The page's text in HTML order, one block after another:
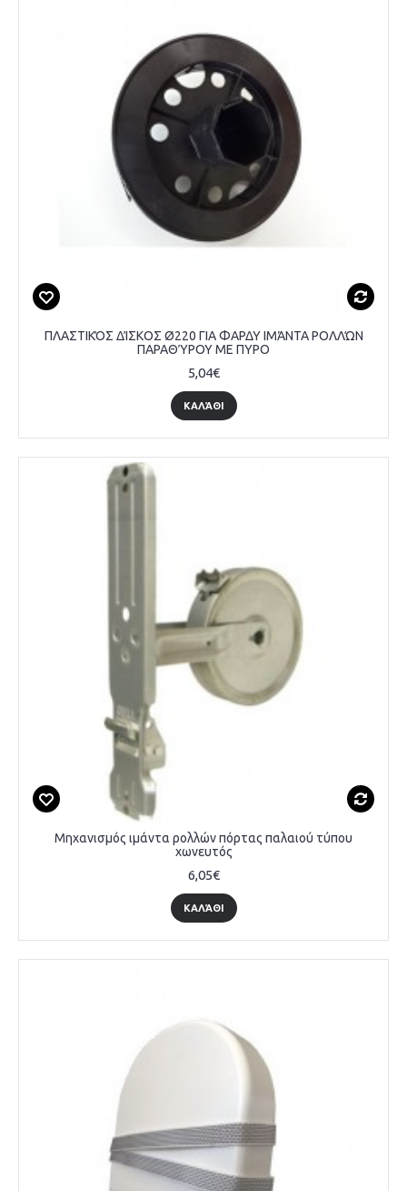
ΠΛΑΣΤΙΚΌΣ ΔΊΣΚΟΣ Ø220 ΓΙΑ ΦΑΡΔΥ ΙΜΆΝΤΑ ΡΟΛΛΏΝ
ΠΑΡΑΘΎΡΟΥ ΜΕ ΠΥΡΟ
5,04€
ΚΑΛΆΘΙ
Μηχανισμός ιμάντα ρολλών πόρτας παλαιού τύπου
χωνευτός
6,05€
ΚΑΛΆΘΙ